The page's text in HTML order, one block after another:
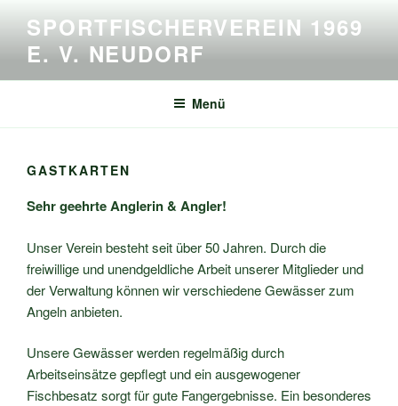
Inhalt
springen
SPORTFISCHERVEREIN 1969
E. V. NEUDORF
Menü
GASTKARTEN
Sehr geehrte Anglerin & Angler!
Unser Verein besteht seit über 50 Jahren. Durch die
freiwillige und unendgeldliche Arbeit unserer Mitglieder und
der Verwaltung können wir verschiedene Gewässer zum
Angeln anbieten.
Unsere Gewässer werden regelmäßig durch
Arbeitseinsätze gepflegt und ein ausgewogener
Fischbesatz sorgt für gute Fangergebnisse. Ein besonderes